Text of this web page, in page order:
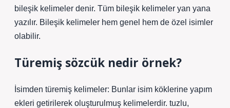
bileşik kelimeler denir. Tüm bileşik kelimeler yan yana
yazılır. Bileşik kelimeler hem genel hem de özel isimler
olabilir.
Türemiş sözcük nedir örnek?
İsimden türemiş kelimeler: Bunlar isim köklerine yapım
ekleri getirilerek oluşturulmuş kelimelerdir. tuzlu,